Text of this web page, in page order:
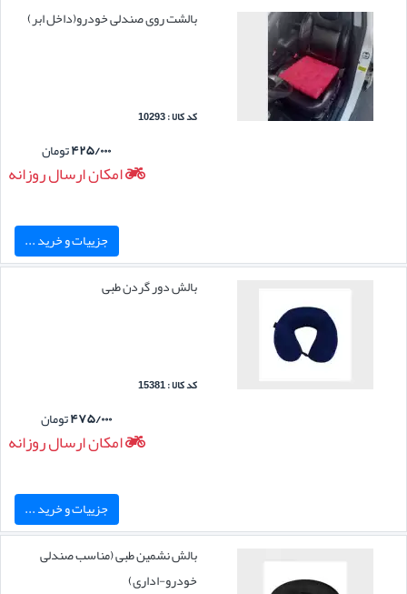
بالشت روی صندلی خودرو(داخل ابر)
کد کالا : 10293
۴۲۵/۰۰۰تومان
امکان ارسال روزانه
جزییات و خرید ...
بالش دور گردن طبی
کد کالا : 15381
۴۷۵/۰۰۰تومان
امکان ارسال روزانه
جزییات و خرید ...
بالش نشمین طبی (مناسب صندلی
خودرو-اداری)